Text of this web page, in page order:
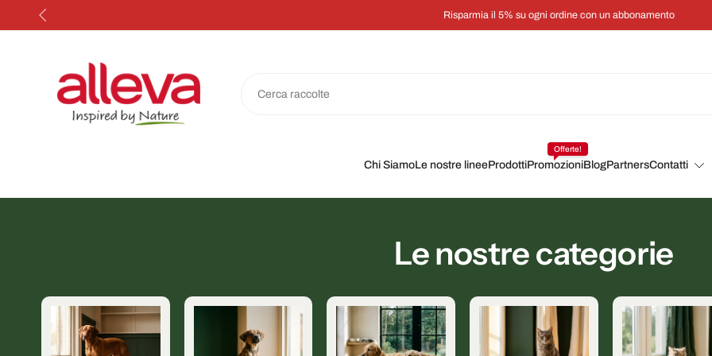
Salta
Risparmia il 5% su ogni ordine con un abbonamento
Chi SiamoLe nostre lineeProdottiPromozioni
Offerte!
BlogPartnersContatti
Le nostre categorie